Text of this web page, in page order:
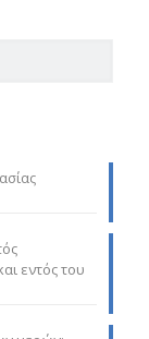
εντός του